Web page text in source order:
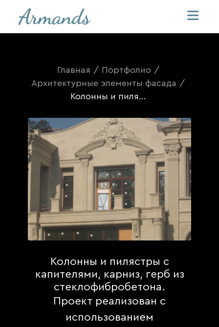
Главная / Портфолио /
Архитектурные элементы фасада /
Колонны и пилястры с капителями, карниз, герб из стеклофибробетона
Колонны и пилястры с
капителями, карниз, герб из
стеклофибробетона.
Проект реализован с
использованием